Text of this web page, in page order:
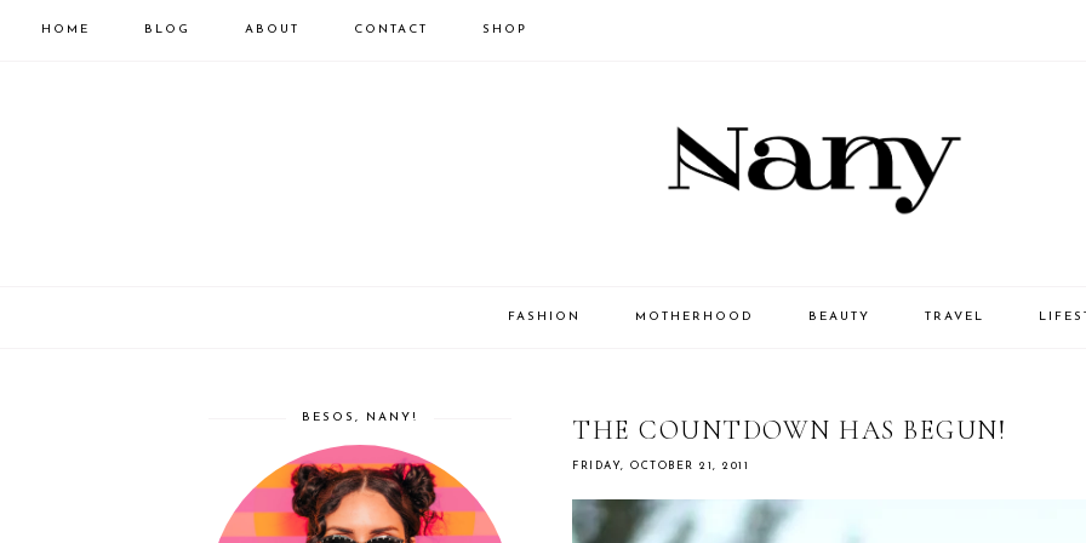
HOME BLOG ABOUT CONTACT SHOP
FASHION MOTHERHOOD BEAUTY TRAVEL
THE COUNTDOWN HAS BEGUN!
FRIDAY, OCTOBER 21, 2011
BESOS, NANY!